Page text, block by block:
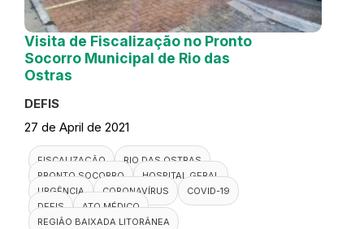
Visita de Fiscalização no Pronto
Socorro Municipal de Rio das
Ostras
DEFIS
27 de April de 2021
FISCALIZAÇÃO
RIO DAS OSTRAS
PRONTO SOCORRO
HOSPITAL GERAL
URGÊNCIA
CORONAVÍRUS
COVID-19
DEFIS
ATO MÉDICO
REGIÃO BAIXADA LITORÂNEA